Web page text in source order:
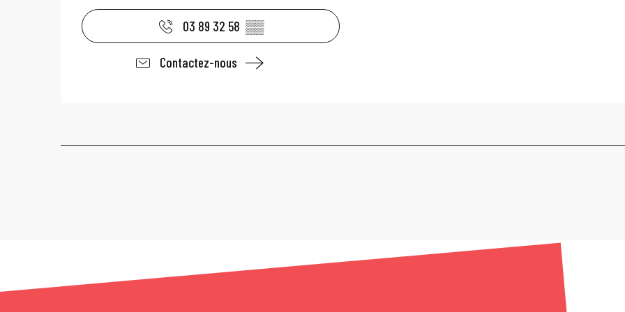
03 89 32 58 ▒▒
Contactez-nous